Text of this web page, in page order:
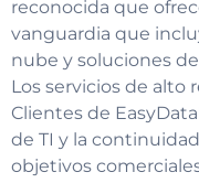
reconocida que
vanguardia que
nube y soluciones
Los servicios de
Clientes de
de TI y la
objetivos